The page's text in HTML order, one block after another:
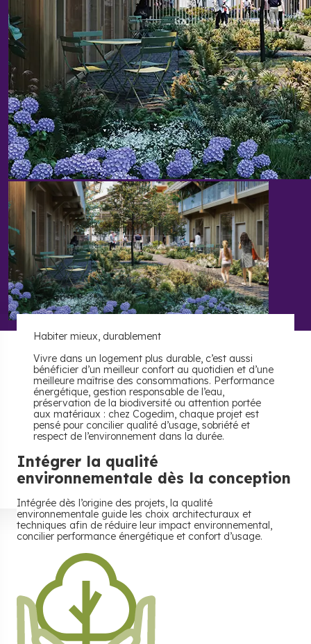
Habiter mieux, durablement
Vivre dans un logement plus durable, c’est aussi
bénéficier d’un meilleur confort au quotidien et d’une
meilleure maîtrise des consommations. Performance
énergétique, gestion responsable de l’eau,
préservation de la biodiversité ou attention portée
aux matériaux : chez Cogedim, chaque projet est
pensé pour concilier qualité d’usage, sobriété et
respect de l’environnement dans la durée.
Intégrer la qualité
environnementale dès la conception
Intégrée dès l’origine des projets, la qualité
environnementale guide les choix architecturaux et
techniques afin de réduire leur impact environnemental,
concilier performance énergétique et confort d’usage.